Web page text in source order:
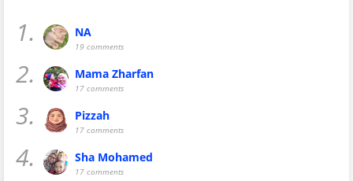
1. NA
19 comments
2. Mama Zharfan
17 comments
3. Pizzah
17 comments
4. Sha Mohamed
17 comments